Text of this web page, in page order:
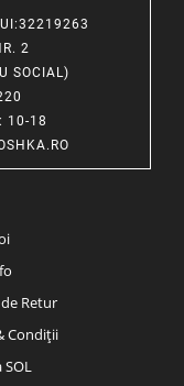
2
SOCIAL)
10-18
Retur
Condiții